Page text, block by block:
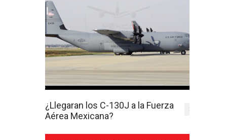
¿Llegaran los C-130J a la Fuerza
Aérea Mexicana?
1